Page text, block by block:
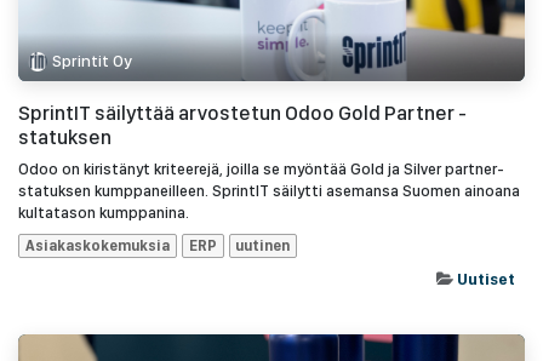
Sprintit Oy
SprintIT säilyttää arvostetun Odoo Gold Partner -
statuksen
Odoo on kiristänyt kriteerejä, joilla se myöntää Gold ja Silver partner-
statuksen kumppaneilleen. SprintIT säilytti asemansa Suomen ainoana
kultatason kumppanina.
Asiakaskokemuksia
ERP uutinen
Uutiset